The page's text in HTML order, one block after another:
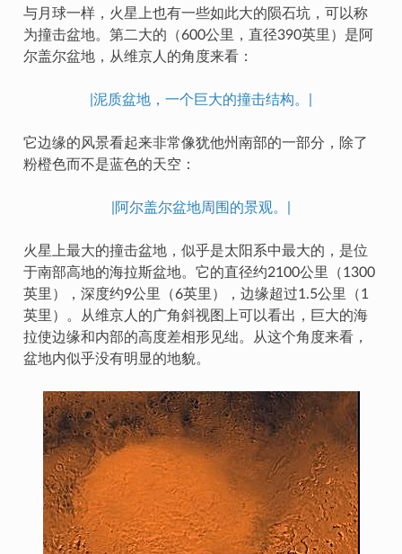
与月球一样，火星上也有一些如此大的陨石坑，可以称
为撞击盆地。第二大的（600公里，直径390英里）是阿
尔盖尔盆地，从维京人的角度来看：
|泥质盆地，一个巨大的撞击结构。|
它边缘的风景看起来非常像犹他州南部的一部分，除了
粉橙色而不是蓝色的天空：
|阿尔盖尔盆地周围的景观。|
火星上最大的撞击盆地，似乎是太阳系中最大的，是位
于南部高地的海拉斯盆地。它的直径约2100公里（1300
英里），深度约9公里（6英里），边缘超过1.5公里（1
英里）。从维京人的广角斜视图上可以看出，巨大的海
拉使边缘和内部的高度差相形见绌。从这个角度来看，
盆地内似乎没有明显的地貌。